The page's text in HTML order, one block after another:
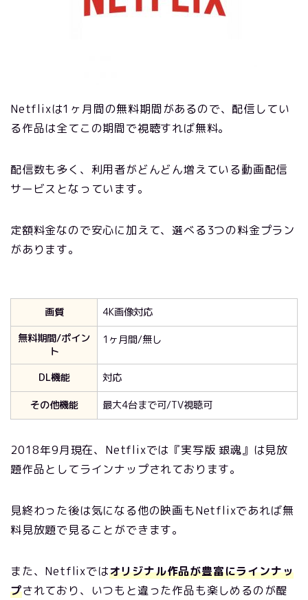
Netflixは1ヶ月間の無料期間があるので、配信してい
る作品は全てこの期間で視聴すれば無料。
配信数も多く、利用者がどんどん増えている動画配信
サービスとなっています。
定額料金なので安心に加えて、選べる3つの料金プラン
があります。
画質
4K画像対応
無料期間/ポイン
ト
1ヶ月間/無し
DL機能
対応
その他機能
最大4台まで可/TV視聴可
2018年9月現在、Netflixでは『実写版 銀魂』は見放
題作品としてラインナップされております。
見終わった後は気になる他の映画もNetflixであれば無
料見放題で見ることができます。
また、Netflixではオリジナル作品が豊富にラインナッ
プされており、いつもと違った作品も楽しめるのが醍